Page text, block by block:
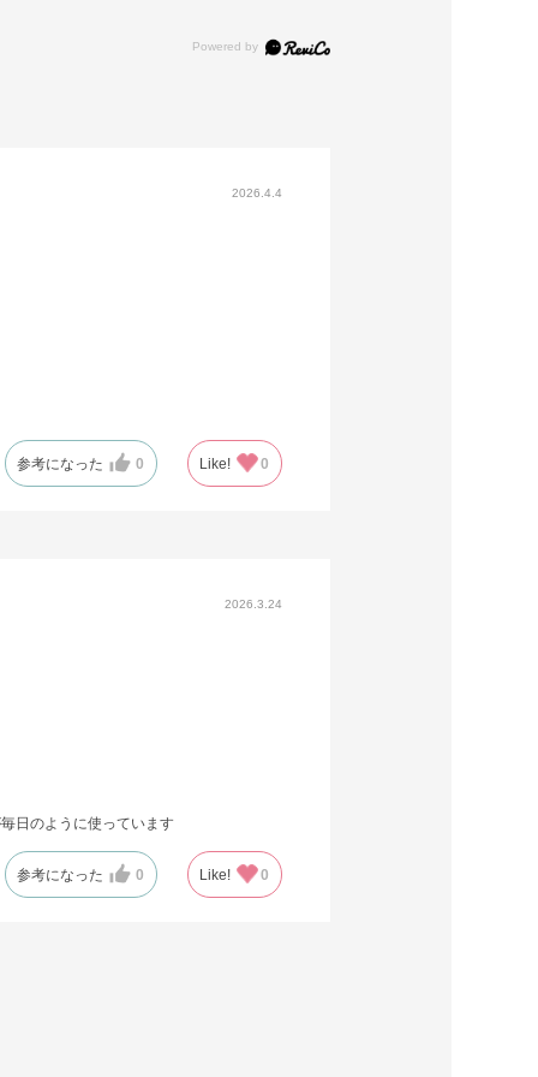
2026.4.4
参考になった 0 Like! 0
2026.3.24
日のように使っています
参考になった 0 Like! 0